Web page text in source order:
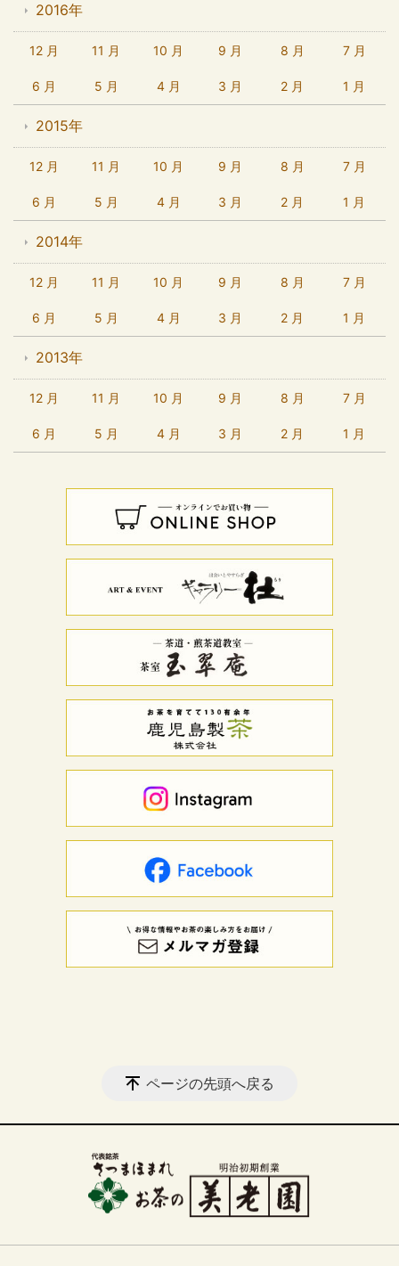
2016年
12 月 11 月 10 月 9 月 8 月 7 月
6 月 5 月 4 月 3 月 2 月 1 月
2015年
12 月 11 月 10 月 9 月 8 月 7 月
6 月 5 月 4 月 3 月 2 月 1 月
2014年
12 月 11 月 10 月 9 月 8 月 7 月
6 月 5 月 4 月 3 月 2 月 1 月
2013年
12 月 11 月 10 月 9 月 8 月 7 月
6 月 5 月 4 月 3 月 2 月 1 月
ページの先頭へ戻る